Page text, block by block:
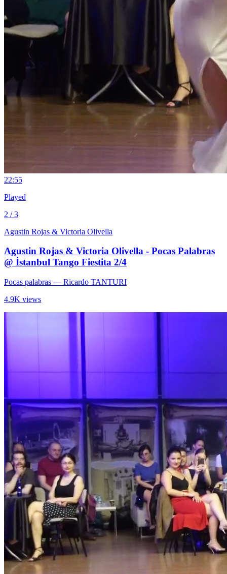
22:55
Played
2 / 3
Agustin Rojas & Victoria Olivella
Agustin Rojas & Victoria Olivella - Pocas Palabras
@ İstanbul Tango Fiestita 2/4
Pocas palabras — Ricardo TANTURI
4.9K views